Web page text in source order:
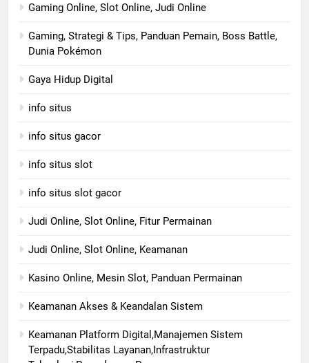
Gaming Online, Slot Online, Judi Online
Gaming, Strategi & Tips, Panduan Pemain, Boss Battle,
Dunia Pokémon
Gaya Hidup Digital
info situs
info situs gacor
info situs slot
info situs slot gacor
Judi Online, Slot Online, Fitur Permainan
Judi Online, Slot Online, Keamanan
Kasino Online, Mesin Slot, Panduan Permainan
Keamanan Akses & Keandalan Sistem
Keamanan Platform Digital,Manajemen Sistem
Terpadu,Stabilitas Layanan,Infrastruktur